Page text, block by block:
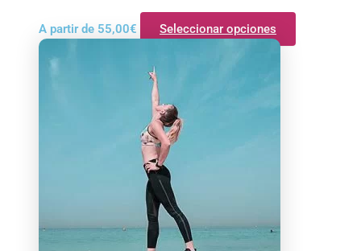
A partir de 55,00€ Seleccionar opciones